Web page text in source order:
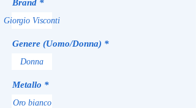
Brand *
Giorgio Visconti
Genere (Uomo/Donna) *
Donna
Metallo *
Oro bianco